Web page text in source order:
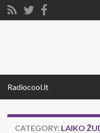
Radiocool.lt
CATEGORY: LAIKO